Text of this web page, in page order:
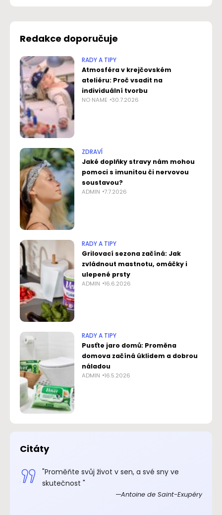
Redakce doporučuje
RADY A TIPY
Atmosféra v krejčovském
ateliéru: Proč vsadit na
individuální tvorbu
NO NAME 30.7.2026
ZDRAVÍ
Jaké doplňky stravy nám mohou
pomoci s imunitou či nervovou
soustavou?
ADMIN 7.7.2026
RADY A TIPY
Grilovací sezona začíná: Jak
zvládnout mastnotu, omáčky i
ulepené prsty
ADMIN 16.6.2026
RADY A TIPY
Pusťte jaro domů: Proměna
domova začíná úklidem a dobrou
náladou
ADMIN 16.5.2026
Citáty
"Proměňte svůj život v sen, a své sny ve
skutečnost "
Antoine de Saint-Exupéry